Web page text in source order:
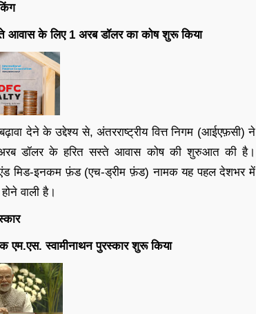
के लिए 1 अरब डॉलर का कोष शुरू किया
देने के उद्देश्य से, अंतरराष्ट्रीय वित्त निगम (आईएफ़सी) ने
अरब डॉलर के हरित सस्ते आवास कोष की शुरुआत की है।
मिड-इनकम फ़ंड (एच-ड्रीम फ़ंड) नामक यह पहल देशभर में
वाली है।
एम.एस. स्वामीनाथन पुरस्कार शुरू किया